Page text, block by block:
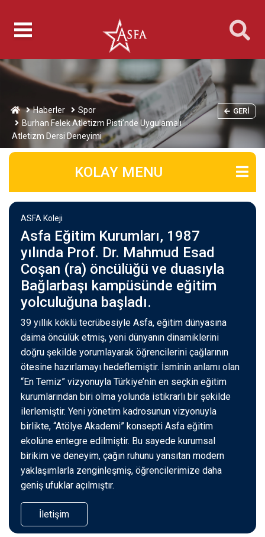
Haberler
Spor
Burhan Felek Atletizm Pisti’nde Uygulamalı
Atletizm Dersi Deneyimi
GERI
KOLAY MENU
ASFA Koleji
Asfa Eğitim Kurumları, 1987
yılında Prof. Dr. Mahmud Esad
Coşan (ra) öncülüğü ve duasıyla
Bağlarbaşı kampüsünde eğitim
yolculuğuna başladı.
39 yıllık köklü tecrübesiyle Asfa, eğitim dünyasına
daima öncülük etmiş, yeni dünyanın dinamiklerini
doğru şekilde yorumlayarak öğrencilerini çağlarının
ötesine hazırlamayı hedeflemiştir. İsminin anlamı olan
“En Temiz” vizyonuyla Türkiye’nin en seçkin eğitim
kurumlarından biri olma yolunda istikrarlı bir şekilde
ilerlemiştir. Yeni yönetim kadrosunun vizyonuyla
birlikte, “Atölye Akademi” konsepti Asfa eğitim
ekolüne entegre edilmiştir. Bu sayede kurumsal
birikim ve deneyim, çağın ruhunu yansıtan modern
yaklaşımlarla zenginleşmiş, öğrencilerimize daha
geniş ufuklar açılmıştır.
İletişim